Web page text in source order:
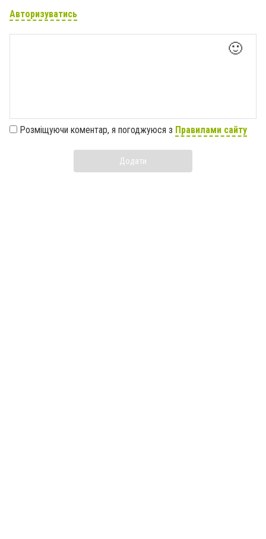
Авторизуватись
🙂
Розміщуючи коментар, я погоджуюся з Правилами сайту
Додати